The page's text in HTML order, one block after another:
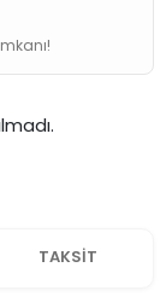
TAKSİT